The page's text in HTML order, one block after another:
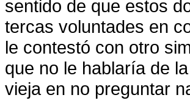
sentido de que estos
tercas voluntades en
le contestó con otro
que no le hablaría de
vieja en no preguntar